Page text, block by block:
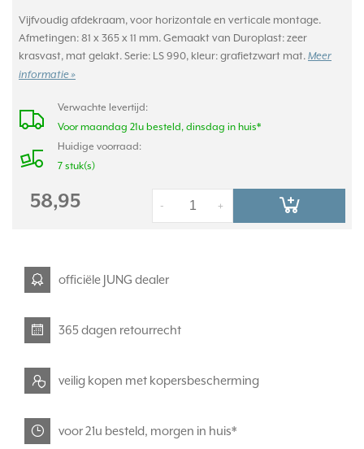
Vijfvoudig afdekraam, voor horizontale en verticale montage.
Afmetingen: 81 x 365 x 11 mm. Gemaakt van Duroplast: zeer
krasvast, mat gelakt. Serie: LS 990, kleur: grafietzwart mat. Meer
informatie »
Verwachte levertijd:
Voor maandag 21u besteld, dinsdag in huis*
Huidige voorraad:
7 stuk(s)
58,95 +
-
officiële JUNG dealer
365 dagen retourrecht
veilig kopen met kopersbescherming
voor 21u besteld, morgen in huis*